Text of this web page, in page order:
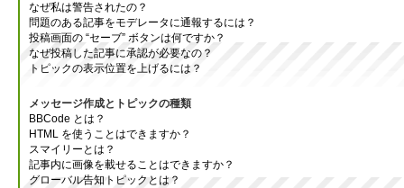
なぜ私は警告されたの？
問題のある記事をモデレータに通報するには？
投稿画面の “セーブ” ボタンは何ですか？
なぜ投稿した記事に承認が必要なの？
トピックの表示位置を上げるには？
メッセージ作成とトピックの種類
BBCode とは？
HTML を使うことはできますか？
スマイリーとは？
記事内に画像を載せることはできますか？
グローバル告知トピックとは？